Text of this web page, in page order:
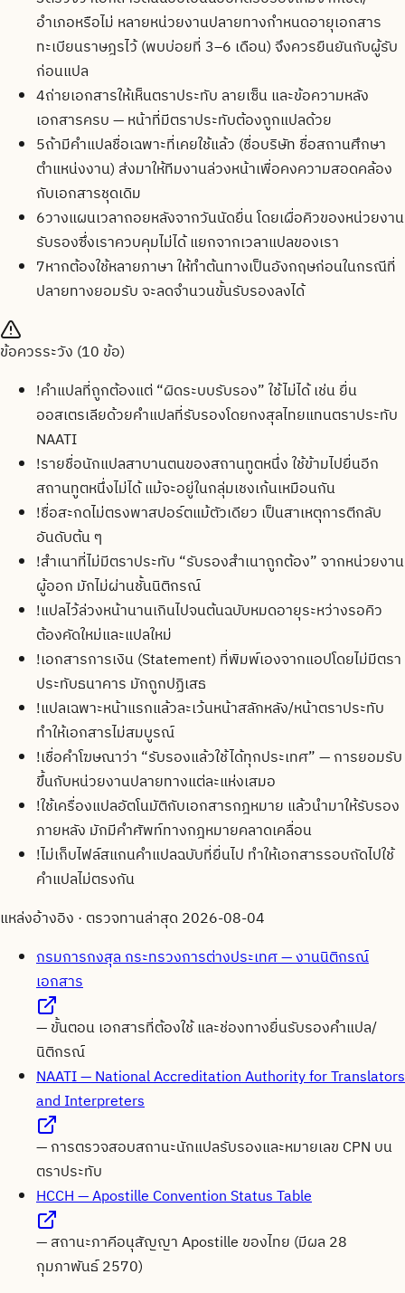
อำเภอหรือไม่ หลายหน่วยงานปลายทางกำหนดอายุเอกสาร
ทะเบียนราษฎรไว้ (พบบ่อยที่ 3–6 เดือน) จึงควรยืนยันกับผู้รับ
ก่อนแปล
4ถ่ายเอกสารให้เห็นตราประทับ ลายเซ็น และข้อความหลัง
เอกสารครบ — หน้าที่มีตราประทับต้องถูกแปลด้วย
5ถ้ามีคำแปลชื่อเฉพาะที่เคยใช้แล้ว (ชื่อบริษัท ชื่อสถานศึกษา
ตำแหน่งงาน) ส่งมาให้ทีมงานล่วงหน้าเพื่อคงความสอดคล้อง
กับเอกสารชุดเดิม
6วางแผนเวลาถอยหลังจากวันนัดยื่น โดยเผื่อคิวของหน่วยงาน
รับรองซึ่งเราควบคุมไม่ได้ แยกจากเวลาแปลของเรา
7หากต้องใช้หลายภาษา ให้ทำต้นทางเป็นอังกฤษก่อนในกรณีที่
ปลายทางยอมรับ จะลดจำนวนขั้นรับรองลงได้
ข้อควรระวัง (10 ข้อ)
!คำแปลที่ถูกต้องแต่ “ผิดระบบรับรอง” ใช้ไม่ได้ เช่น ยื่น
ออสเตรเลียด้วยคำแปลที่รับรองโดยกงสุลไทยแทนตราประทับ
NAATI
!รายชื่อนักแปลสาบานตนของสถานทูตหนึ่ง ใช้ข้ามไปยื่นอีก
สถานทูตหนึ่งไม่ได้ แม้จะอยู่ในกลุ่มเชงเก้นเหมือนกัน
!ชื่อสะกดไม่ตรงพาสปอร์ตแม้ตัวเดียว เป็นสาเหตุการตีกลับ
อันดับต้น ๆ
!สำเนาที่ไม่มีตราประทับ “รับรองสำเนาถูกต้อง” จากหน่วยงาน
ผู้ออก มักไม่ผ่านชั้นนิติกรณ์
!แปลไว้ล่วงหน้านานเกินไปจนต้นฉบับหมดอายุระหว่างรอคิว
ต้องคัดใหม่และแปลใหม่
!เอกสารการเงิน (Statement) ที่พิมพ์เองจากแอปโดยไม่มีตรา
ประทับธนาคาร มักถูกปฏิเสธ
!แปลเฉพาะหน้าแรกแล้วละเว้นหน้าสลักหลัง/หน้าตราประทับ
ทำให้เอกสารไม่สมบูรณ์
!เชื่อคำโฆษณาว่า “รับรองแล้วใช้ได้ทุกประเทศ” — การยอมรับ
ขึ้นกับหน่วยงานปลายทางแต่ละแห่งเสมอ
!ใช้เครื่องแปลอัตโนมัติกับเอกสารกฎหมาย แล้วนำมาให้รับรอง
ภายหลัง มักมีคำศัพท์ทางกฎหมายคลาดเคลื่อน
!ไม่เก็บไฟล์สแกนคำแปลฉบับที่ยื่นไป ทำให้เอกสารรอบถัดไปใช้
คำแปลไม่ตรงกัน
แหล่งอ้างอิง · ตรวจทานล่าสุด 2026-08-04
กรมการกงสุล กระทรวงการต่างประเทศ — งานนิติกรณ์
เอกสาร
—ขั้นตอน เอกสารที่ต้องใช้ และช่องทางยื่นรับรองคำแปล/
นิติกรณ์
NAATI — National Accreditation Authority for Translators
and Interpreters
—การตรวจสอบสถานะนักแปลรับรองและหมายเลข CPN บน
ตราประทับ
HCCH — Apostille Convention Status Table
—สถานะภาคีอนุสัญญา Apostille ของไทย (มีผล 28
กุมภาพันธ์ 2570)